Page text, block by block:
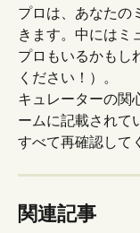
プロは、あなたの
きます。中にはミ
プロもいるかもし
ください！）。
キュレーターの関
ームに記載されて
すべて再確認して
関連記事